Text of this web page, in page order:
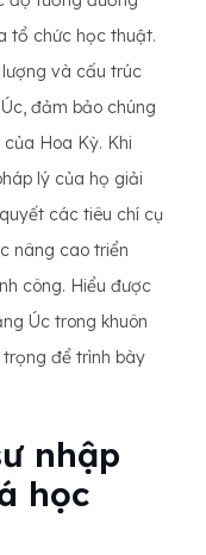
tổ chức học thuật.
và cấu trúc
đảm bảo chúng
Hoa Kỳ. Khi
lý của họ giải
các tiêu chí cụ
nâng cao triển
công. Hiểu được
Úc trong khuôn
để trình bày
nhập
học